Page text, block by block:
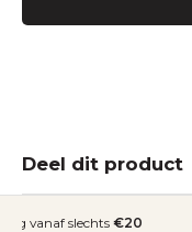
Deel dit product
vanaf slechts €20